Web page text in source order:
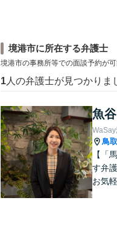
境港市に所在する弁護士
境港市の事務所等での面談予約が可
1 人の弁護士が見つかりま
魚
鳥
【「
す弁
お気